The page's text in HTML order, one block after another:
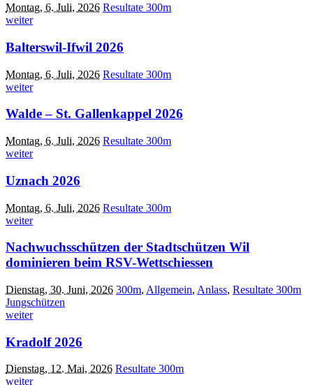
Montag, 6. Juli, 2026 Resultate 300m
weiter
Balterswil-Ifwil 2026
Montag, 6. Juli, 2026 Resultate 300m
weiter
Walde – St. Gallenkappel 2026
Montag, 6. Juli, 2026 Resultate 300m
weiter
Uznach 2026
Montag, 6. Juli, 2026 Resultate 300m
weiter
Nachwuchsschützen der Stadtschützen Wil
dominieren beim RSV-Wettschiessen
Dienstag, 30. Juni, 2026 300m, Allgemein, Anlass, Resultate 300m
Jungschützen
weiter
Kradolf 2026
Dienstag, 12. Mai, 2026 Resultate 300m
weiter